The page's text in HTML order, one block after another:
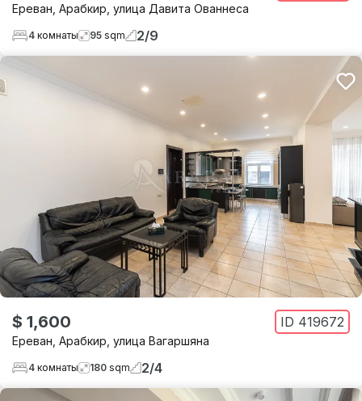
Ереван Арабкир улица Давита Ованнеса
4 комнаты 95 sqm 2/9
$ 1,600 ID 419672
Ереван Арабкир улица Вагаршяна
4 комнаты 180 sqm 2/4